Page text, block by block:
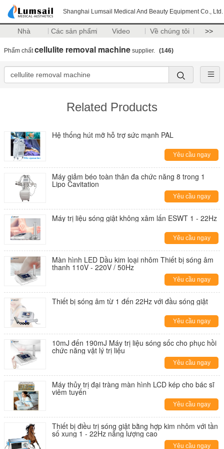
Shanghai Lumsail Medical And Beauty Equipment Co., Ltd.
Nhà Các sản phẩm Video Về chúng tôi >>
Phẩm chấtcellulite removal machine supplier. (146)
Related Products
Hệ thống hút mỡ hỗ trợ sức mạnh PAL
Yêu cầu ngay
Máy giảm béo toàn thân đa chức năng 8 trong 1
Lipo Cavitation
Yêu cầu ngay
Máy trị liệu sóng giật không xâm lấn ESWT 1 - 22Hz
Yêu cầu ngay
Màn hình LED Dầu kim loại nhôm Thiết bị sóng âm
thanh 110V - 220V / 50Hz
Yêu cầu ngay
Thiết bị sóng âm từ 1 đến 22Hz với đầu sóng giật
Yêu cầu ngay
10mJ đến 190mJ Máy trị liệu sóng sốc cho phục hồi
chức năng vật lý trị liệu
Yêu cầu ngay
Máy thủy trị đại tràng màn hình LCD kép cho bác sĩ
viêm tuyến
Yêu cầu ngay
Thiết bị điều trị sóng giật bằng hợp kim nhôm với tần
số xung 1 - 22Hz năng lượng cao
Yêu cầu ngay